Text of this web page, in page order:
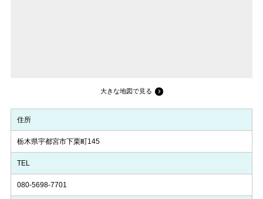
大きな地図で見る
住所
栃木県宇都宮市下栗町145
TEL
080-5698-7701